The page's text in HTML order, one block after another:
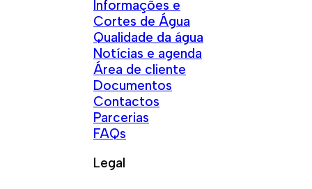
Informações e
Cortes de Água
Qualidade da água
Notícias e agenda
Área de cliente
Documentos
Contactos
Parcerias
FAQs
Legal